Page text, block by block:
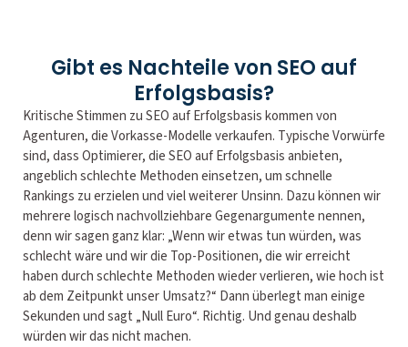
Gibt es Nachteile von SEO auf
Erfolgsbasis?
Kritische Stimmen zu SEO auf Erfolgsbasis kommen von
Agenturen, die Vorkasse-Modelle verkaufen. Typische Vorwürfe
sind, dass Optimierer, die SEO auf Erfolgsbasis anbieten,
angeblich schlechte Methoden einsetzen, um schnelle
Rankings zu erzielen und viel weiterer Unsinn. Dazu können wir
mehrere logisch nachvollziehbare Gegenargumente nennen,
denn wir sagen ganz klar: „Wenn wir etwas tun würden, was
schlecht wäre und wir die Top-Positionen, die wir erreicht
haben durch schlechte Methoden wieder verlieren, wie hoch ist
ab dem Zeitpunkt unser Umsatz?“ Dann überlegt man einige
Sekunden und sagt „Null Euro“. Richtig. Und genau deshalb
würden wir das nicht machen.